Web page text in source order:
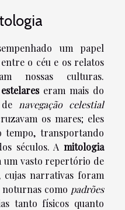
um papel
o céu e os relatos
nossas culturas.
eram mais do
navegação celestial
os mares; eles
tempo, transportando
séculos. A mitologia
um vasto repertório de
cujas narrativas foram
noturnas como padrões
tanto físicos quanto